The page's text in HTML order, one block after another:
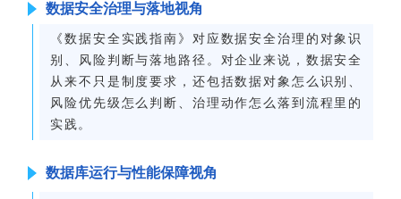
数据安全治理与落地视角
《数据安全实践指南》 对应数据安全治理的对象识
别、风险判断与落地路径。对企业来说，数据安全
从来不只是制度要求，还包括数据对象怎么识别、
风险优先级怎么判断、治理动作怎么落到流程里的
实践。
数据库运行与性能保障视角